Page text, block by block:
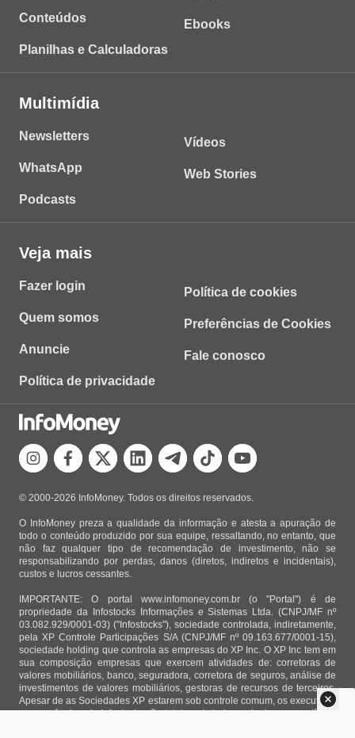
Conteúdos
Planilhas e Calculadoras
Ebooks
Multimídia
Newsletters
WhatsApp
Podcasts
Vídeos
Web Stories
Veja mais
Fazer login
Quem somos
Anuncie
Política de privacidade
Política de cookies
Preferências de Cookies
Fale conosco
© 2000-2026 InfoMoney. Todos os direitos reservados.
O InfoMoney preza a qualidade da informação e atesta a apuração de
todo o conteúdo produzido por sua equipe, ressaltando, no entanto, que
não faz qualquer tipo de recomendação de investimento, não se
responsabilizando por perdas, danos (diretos, indiretos e incidentais),
custos e lucros cessantes.
IMPORTANTE: O portal www.infomoney.com.br (o "Portal") é de
propriedade da Infostocks Informações e Sistemas Ltda. (CNPJ/MF nº
03.082.929/0001-03) ("Infostocks"), sociedade controlada, indiretamente,
pela XP Controle Participações S/A (CNPJ/MF nº 09.163.677/0001-15),
sociedade holding que controla as empresas do XP Inc. O XP Inc tem em
sua composição empresas que exercem atividades de: corretoras de
valores mobiliários, banco, seguradora, corretora de seguros, análise de
investimentos de valores mobiliários, gestoras de recursos de terceiros.
Apesar de as Sociedades XP estarem sob controle comum, os executivos
responsáveis pela Infostocks são totalmente independentes e as notícias,